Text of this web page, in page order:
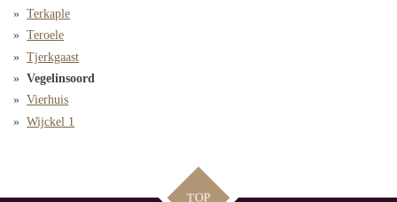
Terkaple
Teroele
Tjerkgaast
Vegelinsoord
Vierhuis
Wijckel 1
TOP